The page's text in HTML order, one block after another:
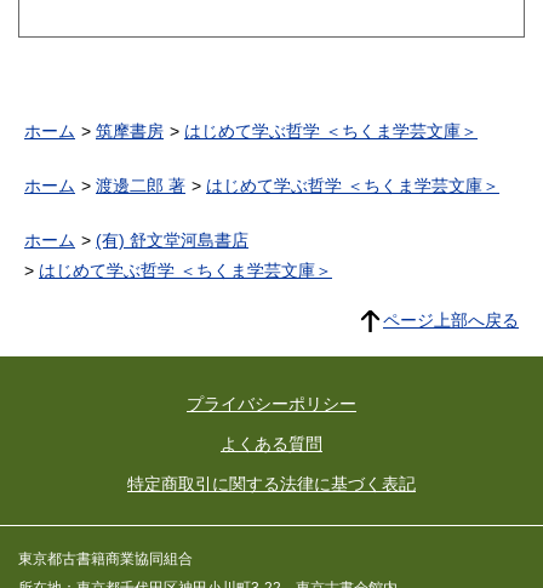
ホーム 筑摩書房 はじめて学ぶ哲学 ＜ちくま学芸文庫＞
ホーム 渡邊二郎 著 はじめて学ぶ哲学 ＜ちくま学芸文庫＞
ホーム
(有) 舒文堂河島書店
はじめて学ぶ哲学 ＜ちくま学芸文庫＞
ページ上部へ戻る
プライバシーポリシー
よくある質問
特定商取引に関する法律に基づく表記
東京都古書籍商業協同組合